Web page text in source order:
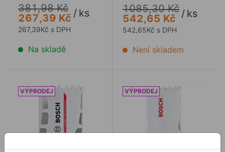
381,98 Kč
267,39 Kč / ks
267,39Kč s DPH
Na skladě
1085,30 Kč
542,65 Kč / ks
542,65Kč s DPH
Není skladem
Korunka BOSCH 76mm ENDURANCE na tvrdé kovy
Korunka BOSCH 25mm